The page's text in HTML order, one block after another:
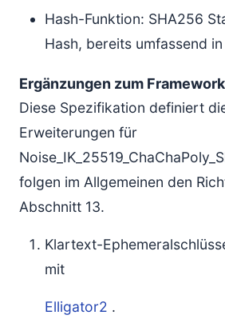
Hash-Funktion: SHA256
Hash, bereits umfassend
Ergänzungen zum Framework
Diese Spezifikation definiert
Erweiterungen für
folgen im Allgemeinen den
Abschnitt 13.
Klartext-
mit
Elligator2 .